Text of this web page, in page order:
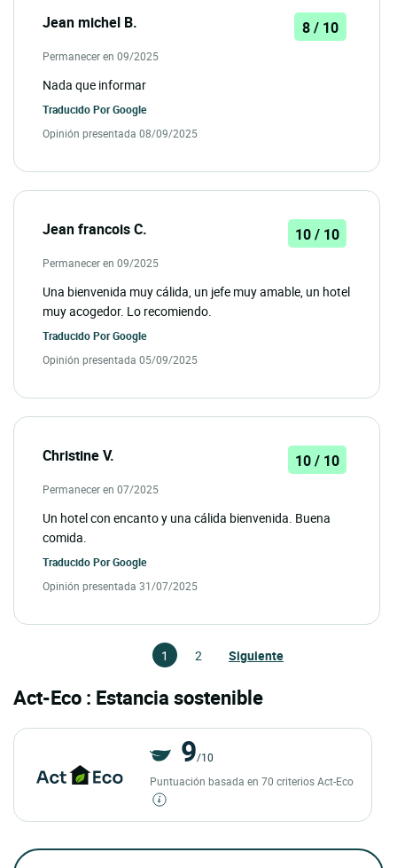
Jean michel B. 8 / 10
Permanecer en 09/2025
Nada que informar
Traducido PorGoogle
Opinión presentada 08/09/2025
Jean francois C. 10 / 10
Permanecer en 09/2025
Una bienvenida muy cálida, un jefe muy amable, un hotel
muy acogedor. Lo recomiendo.
Traducido PorGoogle
Opinión presentada 05/09/2025
Christine V. 10 / 10
Permanecer en 07/2025
Un hotel con encanto y una cálida bienvenida. Buena
comida.
Traducido PorGoogle
Opinión presentada 31/07/2025
1 2 Siguiente
Act-Eco : Estancia sostenible
9/10
Puntuación basada en 70 criterios Act-Eco